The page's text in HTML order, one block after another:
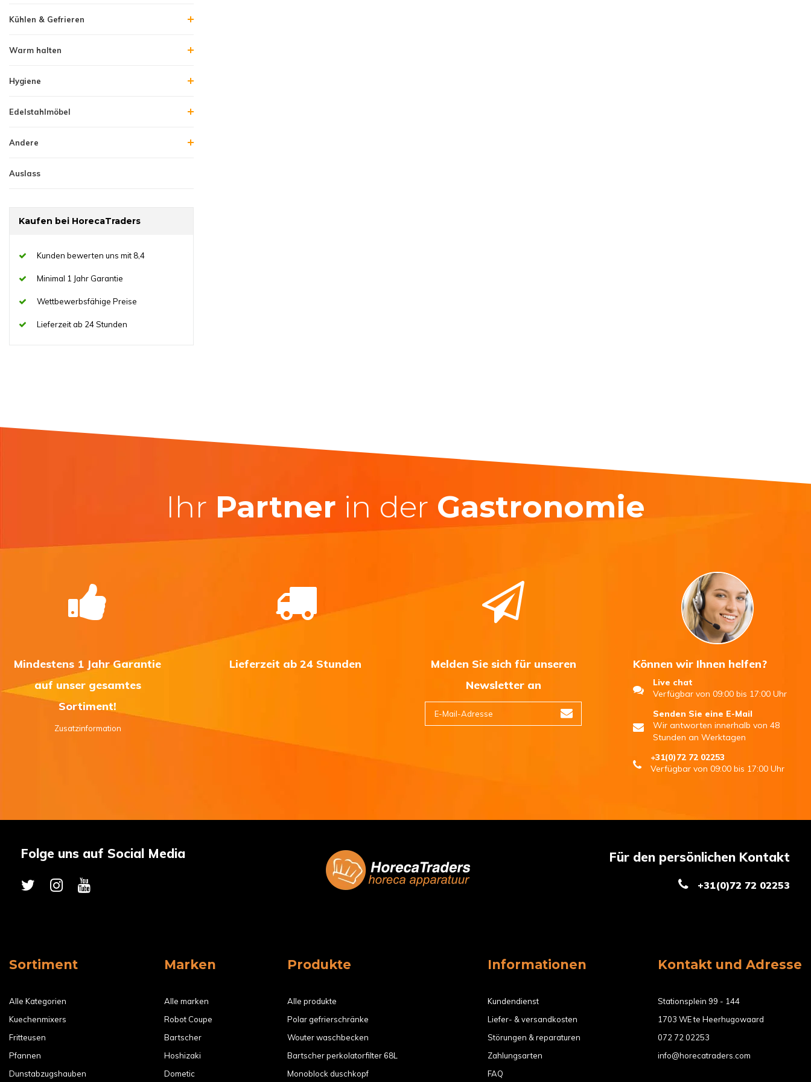
Kühlen & Gefrieren
Warm halten
Hygiene
Edelstahlmöbel
Andere
Auslass
Kaufen bei HorecaTraders
Kunden bewerten uns mit 8,4
Minimal 1 Jahr Garantie
Wettbewerbsfähige Preise
Lieferzeit ab 24 Stunden
Ihr Partner in der Gastronomie
Mindestens 1 Jahr Garantie
auf unser gesamtes
Sortiment!
Zusatzinformation
Lieferzeit ab 24 Stunden
Melden Sie sich für unseren
Newsletter an
Können wir Ihnen helfen?
Live chat
Verfügbar von 09:00 bis 17:00 Uhr
Senden Sie eine E-Mail
Wir antworten innerhalb von 48
Stunden an Werktagen
+31(0)72 72 02253
Verfügbar von 09:00 bis 17:00 Uhr
Folge uns auf Social Media Für den persönlichen Kontakt
+31(0)72 72 02253
Sortiment
Alle Kategorien
Kuechenmixers
Fritteusen
Pfannen
Dunstabzugshauben
Marken
Alle marken
Robot Coupe
Bartscher
Hoshizaki
Dometic
Produkte
Alle produkte
Polar gefrierschränke
Wouter waschbecken
Bartscher perkolatorfilter 68L
Monoblock duschkopf
Informationen
Kundendienst
Liefer- & versandkosten
Störungen & reparaturen
Zahlungsarten
FAQ
Kontakt und Adresse
Stationsplein 99 - 144
1703 WE te Heerhugowaard
072 72 02253
info@horecatraders.com